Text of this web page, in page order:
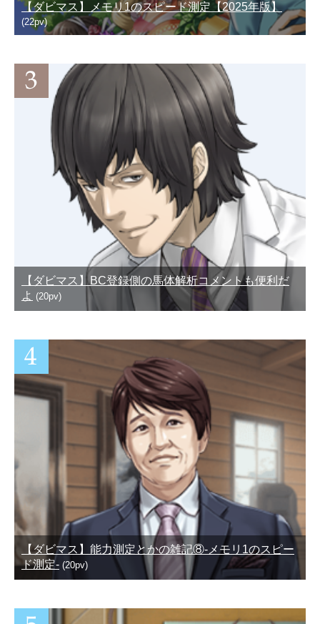
【ダビマス】メモリ1のスピード測定【2025年版】
(22pv)
【ダビマス】BC登録側の馬体解析コメントも便利だ
よ (20pv)
【ダビマス】能力測定とかの雑記⑧-メモリ1のスピー
ド測定- (20pv)